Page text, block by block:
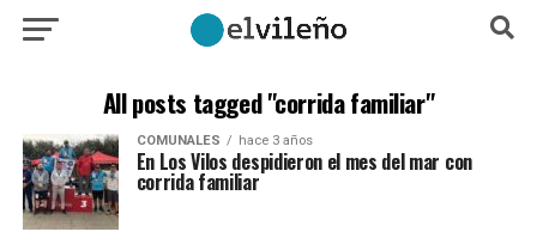
All posts tagged "corrida familiar"
COMUNALES hace 3 años
En Los Vilos despidieron el mes del mar con
corrida familiar